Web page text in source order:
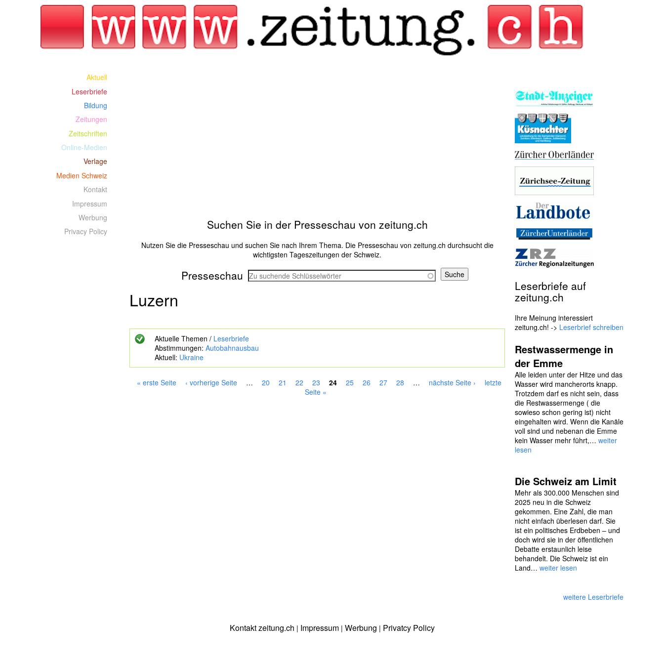
Jump to navigation
Suchen Sie in der Presseschau von zeitung.ch
Nutzen Sie die Presseschau und suchen Sie nach Ihrem Thema. Die Presseschau von zeitung.ch durchsucht die
wichtigsten Tageszeitungen der Schweiz.
Presseschau
s
u
e
S
Luzern
Aktuelle Themen / Leserbriefe
Abstimmungen: Autobahnausbau
Aktuell: Ukraine
« erste Seite ‹ vorherige Seite … 20 21 22 23 24 25 26 27 28 … nächste Seite ›
letzte
Seite »
Aktuell
Leserbriefe
Bildung
Zeitungen
Zeitschriften
Online-Medien
Verlage
Medien Schweiz
Kontakt
Impressum
Werbung
Privacy Policy
Leserbriefe auf
zeitung.ch
Ihre Meinung interessiert
zeitung.ch! -> Leserbrief schreiben
Restwassermenge in
der Emme
Alle leiden unter der Hitze und das
Wasser wird mancherorts knapp.
Trotzdem darf es nicht sein, dass
die Restwassermenge ( die
sowieso schon gering ist) nicht
eingehalten wird. Wenn die Kanäle
voll sind und nebenan die Emme
kein Wasser mehr führt,… weiter
lesen
Die Schweiz am Limit
Mehr als 300.000 Menschen sind
2025 neu in die Schweiz
gekommen. Eine Zahl, die man
nicht einfach überlesen darf. Sie
ist ein politisches Erdbeben – und
doch wird sie in der öffentlichen
Debatte erstaunlich leise
behandelt. Die Schweiz ist ein
Land… weiter lesen
weitere Leserbriefe
Kontakt zeitung.ch | Impressum| Werbung | Privatcy Policy